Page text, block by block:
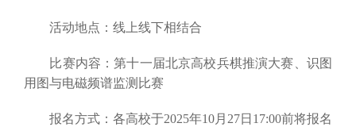
活动地点：线上线下相结合
比赛内容：第十一届北京高校兵棋推演大赛、识图
用图与电磁频谱监测比赛
报名方式：各高校于2025年10月27日17:00前将报名